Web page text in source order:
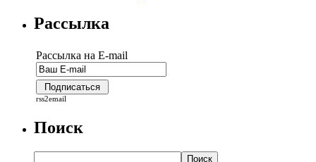
Рассылка
Рассылка на E-mail
rss2email
Поиск